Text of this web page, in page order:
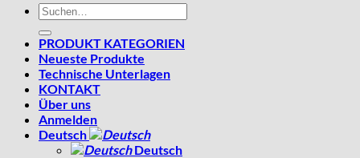
Suchen
nach:
PRODUKT KATEGORIEN
Neueste Produkte
Technische Unterlagen
KONTAKT
Über uns
Anmelden
Deutsch
Deutsch